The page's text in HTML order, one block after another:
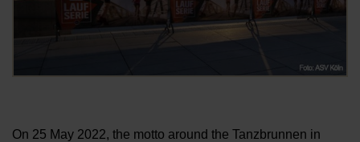
On 25 May 2022, the motto around the Tanzbrunnen in